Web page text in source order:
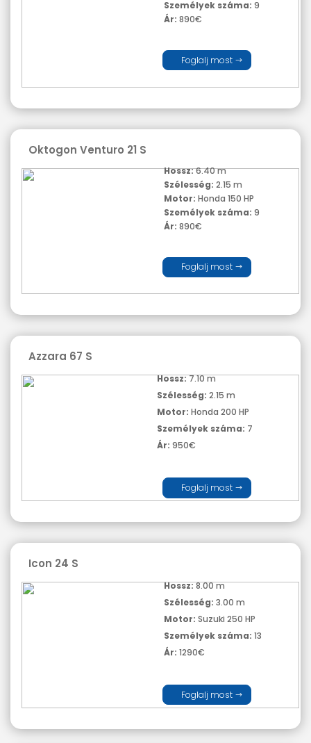
Személyek száma: 9
Ár: 890€
Foglalj most
Oktogon Venturo 21 S
Hossz:6.40 m
Szélesség: 2.15 m
Motor: Honda 150 HP
Személyek száma: 9
Ár: 890€
Foglalj most
Azzara 67 S
Hossz:7.10 m
Szélesség: 2.15 m
Motor: Honda 200 HP
Személyek száma: 7
Ár: 950€
Foglalj most
Icon 24 S
Hossz:8.00 m
Szélesség: 3.00 m
Motor: Suzuki 250 HP
Személyek száma: 13
Ár: 1290€
Foglalj most